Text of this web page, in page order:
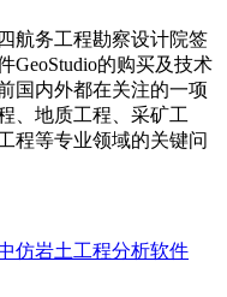
航务工程勘察设计院签
GeoStudio的购买及技术
国内外都在关注的一项
、地质工程、采矿工
程等专业领域的关键问